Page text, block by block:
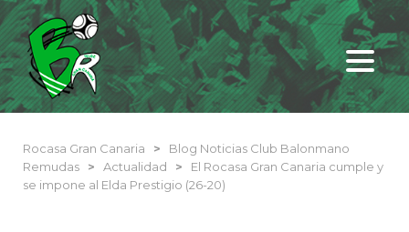
Rocasa Gran Canaria >
Blog Noticias Club Balonmano
Remudas
> Actualidad >
El Rocasa Gran Canaria cumple y
se impone al Elda Prestigio (26-20)